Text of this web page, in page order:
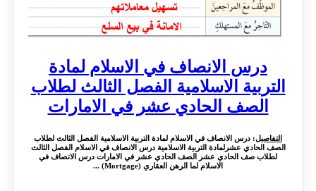
درس الانصاف في الاسلام لمادة
التربية الاسلامية الفصل الثالث لطلاب
الصف الحادي عشر في الامارات
التفاصيل: درس الانصاف في الاسلام لمادة التربية الاسلامية الفصل الثالث لطلاب
الصف الحادي عشرلمادة التربية الاسلامية درس الانصاف في الاسلام الفصل الثالث
لطلاب صف الحادي عشر الصف الحادي عشر في الامارات درس الانصاف في
الاسلام لما الرهن العقاري (Mortgage) ...